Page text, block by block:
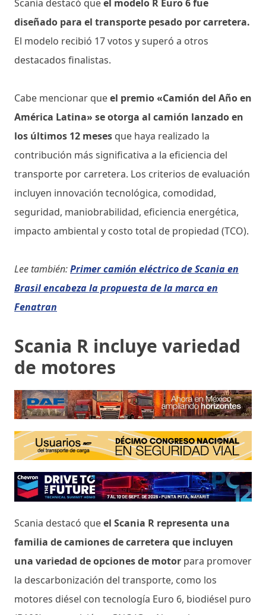
Scania destacó queel modelo R Euro 6 fue
diseñado para el transporte pesado por carretera.
El modelo recibió 17 votos y superó a otros
destacados finalistas.
Cabe mencionar queel premio «Camión del Año en
América Latina» se otorga al camión lanzado en
los últimos 12 meses que haya realizado la
contribución más significativa a la eficiencia del
transporte por carretera. Los criterios de evaluación
incluyen innovación tecnológica, comodidad,
seguridad, maniobrabilidad, eficiencia energética,
impacto ambiental y costo total de propiedad (TCO).
Lee también:Primer camión eléctrico de Scania en
Brasil encabeza la propuesta de la marca en
Fenatran
Scania R incluye variedad
de motores
Scania destacó queel Scania R representa una
familia de camiones de carretera que incluyen
una variedad de opciones de motor para promover
la descarbonización del transporte, como los
motores diésel con tecnología Euro 6, biodiésel puro